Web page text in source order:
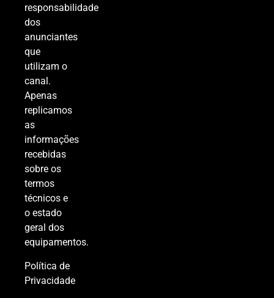
responsabilidade
dos
anunciantes
que
utilizam o
canal.
Apenas
replicamos
as
informações
recebidas
sobre os
termos
técnicos e
o estado
geral dos
equipamentos.
Política de
Privacidade